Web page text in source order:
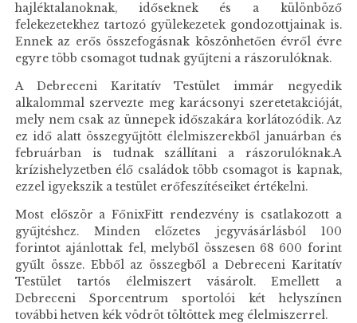
hajléktalanoknak, időseknek és a különböző
felekezetekhez tartozó gyülekezetek gondozottjainak is.
Ennek az erős összefogásnak köszönhetően évről évre
egyre több csomagot tudnak gyűjteni a rászorulóknak.
A Debreceni Karitatív Testület immár negyedik
alkalommal szervezte meg karácsonyi szeretetakcióját,
mely nem csak az ünnepek időszakára korlátozódik. Az
ez idő alatt összegyűjtött élelmiszerekből januárban és
februárban is tudnak szállítani a rászorulóknak.A
krízishelyzetben élő családok több csomagot is kapnak,
ezzel igyekszik a testület erőfeszítéseiket értékelni.
Most először a FőnixFitt rendezvény is csatlakozott a
gyűjtéshez. Minden előzetes jegyvásárlásból 100
forintot ajánlottak fel, melyből összesen 68 600 forint
gyűlt össze. Ebből az összegből a Debreceni Karitatív
Testület tartós élelmiszert vásárolt. Emellett a
Debreceni Sporcentrum sportolói két helyszínen
további hetven kék vödröt töltöttek meg élelmiszerrel.